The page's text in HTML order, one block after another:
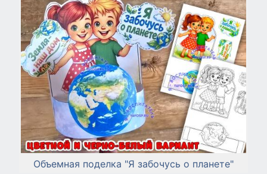
Объемная поделка "Я забочусь о планете"